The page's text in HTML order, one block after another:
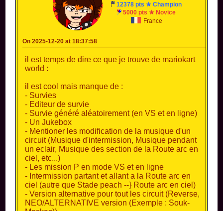
12378 pts ★ Champion
5000 pts ★ Novice
France
On 2025-12-20 at 18:37:58
il est temps de dire ce que je trouve de mariokart
world :
il est cool mais manque de :
- Survies
- Editeur de survie
- Survie généré aléatoirement (en VS et en ligne)
- Un Jukebox
- Mentioner les modification de la musique d'un
circuit (Musique d'intermission, Musique pendant
un eclair, Musique des section de la Route arc en
ciel, etc...)
- Les mission P en mode VS et en ligne
- Intermission partant et allant a la Route arc en
ciel (autre que Stade peach --} Route arc en ciel)
- Version alternative pour tout les circuit (Reverse,
NEO/ALTERNATIVE version (Exemple : Souk-